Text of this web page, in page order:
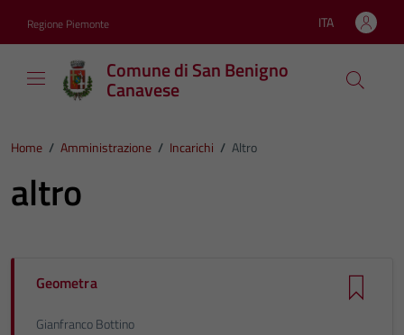
Regione Piemonte Lingua attiva:
ITA
Comune di San Benigno
Canavese
Home / Amministrazione / Incarichi / Altro
altro
Geometra
Gianfranco Bottino